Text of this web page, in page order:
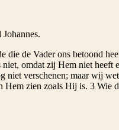
die de Vader ons betoond
omdat zij Hem niet
niet verschenen; maar wij
zien zoals Hij is. 3 Wie